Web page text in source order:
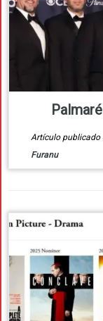
Artículo publicado
Furanu